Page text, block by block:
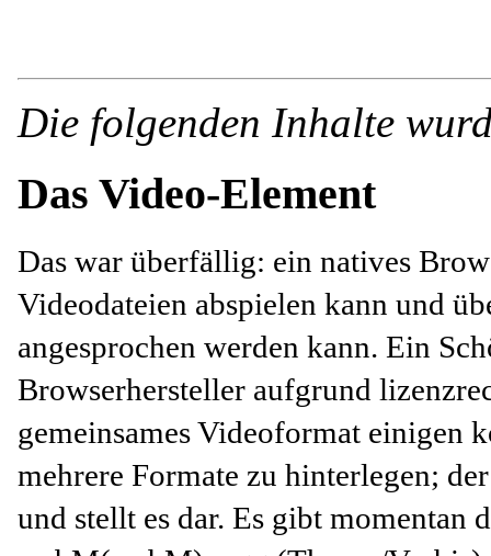
Die folgenden Inhalte
Das Video-Element
Das war überfällig: ein natives
Videodateien abspielen kann und
angesprochen werden kann. Ein
Browserhersteller aufgrund
gemeinsames Videoformat einigen
mehrere Formate zu hinterlegen;
und stellt es dar. Es gibt momentan